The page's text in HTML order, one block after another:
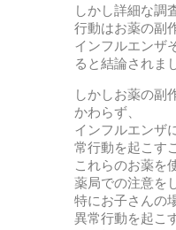
しかし詳細な調
行動はお薬の副
インフルエンザ
ると結論されま
しかしお薬の副
かわらず、
インフルエンザ
常行動を起こす
これらのお薬を
薬局での注意を
特にお子さんの
異常行動を起こ